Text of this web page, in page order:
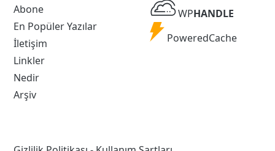
Abone
En Popüler Yazılar
İletişim
Linkler
Nedir
Arşiv
WP
Handle
WPHANDLE
Powered
PoweredCache